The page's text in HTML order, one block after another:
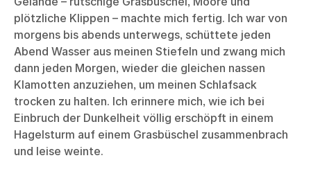
plötzliche Klippen – machte mich fertig. Ich war von
morgens bis abends unterwegs, schüttete jeden
Abend Wasser aus meinen Stiefeln und zwang mich
dann jeden Morgen, wieder die gleichen nassen
Klamotten anzuziehen, um meinen Schlafsack
trocken zu halten. Ich erinnere mich, wie ich bei
Einbruch der Dunkelheit völlig erschöpft in einem
Hagelsturm auf einem Grasbüschel zusammenbrach
und leise weinte.